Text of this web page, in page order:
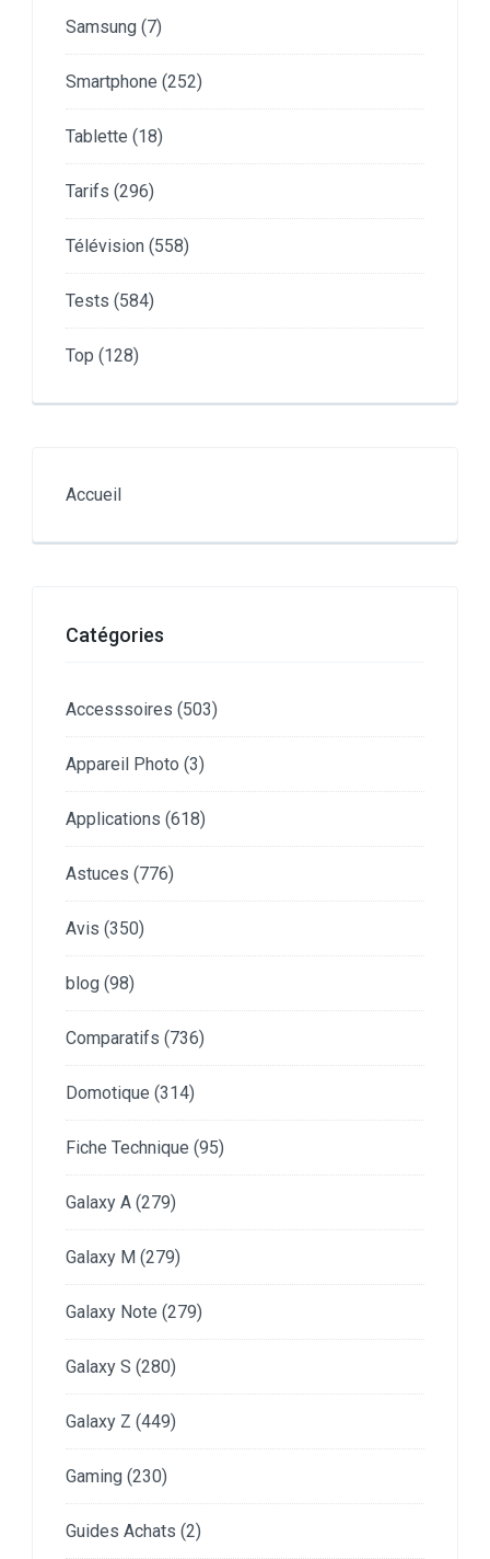
Samsung (7)
Smartphone (252)
Tablette (18)
Tarifs (296)
Télévision (558)
Tests (584)
Top (128)
Accueil
Catégories
Accesssoires (503)
Appareil Photo (3)
Applications (618)
Astuces (776)
Avis (350)
blog (98)
Comparatifs (736)
Domotique (314)
Fiche Technique (95)
Galaxy A (279)
Galaxy M (279)
Galaxy Note (279)
Galaxy S (280)
Galaxy Z (449)
Gaming (230)
Guides Achats (2)